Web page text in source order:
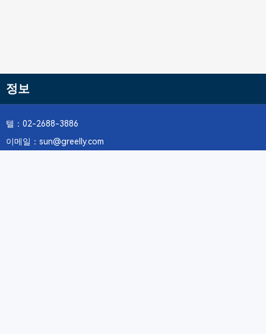
정보
텔：02-2688-3886
이메일：sun@greelly.com